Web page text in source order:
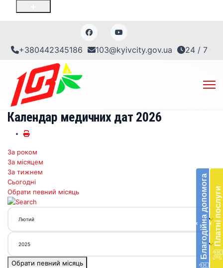
+380442345186 103@kyivcity.gov.ua 24 / 7
‹ Благодійна допомогав
‹ Платні послуги
Календар медичних дат 2026
За роком
За місяцем
За тижнем
Сьогодні
Обрати певний місяць
Обрати певний місяць